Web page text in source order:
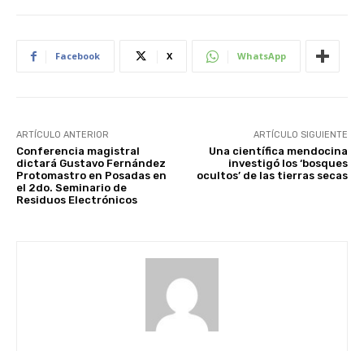
Facebook X WhatsApp
ARTÍCULO ANTERIOR
Conferencia magistral
dictará Gustavo Fernández
Protomastro en Posadas en
el 2do. Seminario de
Residuos Electrónicos
ARTÍCULO SIGUIENTE
Una científica mendocina
investigó los ‘bosques
ocultos’ de las tierras secas